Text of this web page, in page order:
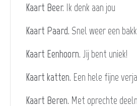
Kaart Beer. Ik denk aan jou
Kaart Paard. Snel weer een
Kaart Eenhoorn. Jij bent uniek!
Kaart katten. Een hele fijne
Kaart Beren. Met oprechte